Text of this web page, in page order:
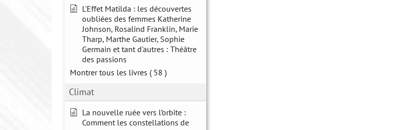
L'Effet Matilda : les découvertes
oubliées des femmes Katherine
Johnson, Rosalind Franklin, Marie
Tharp, Marthe Gautier, Sophie
Germain et tant d'autres : Théâtre
des passions
Montrer tous les livres ( 58 )
Climat
La nouvelle ruée vers l’orbite :
Comment les constellations de